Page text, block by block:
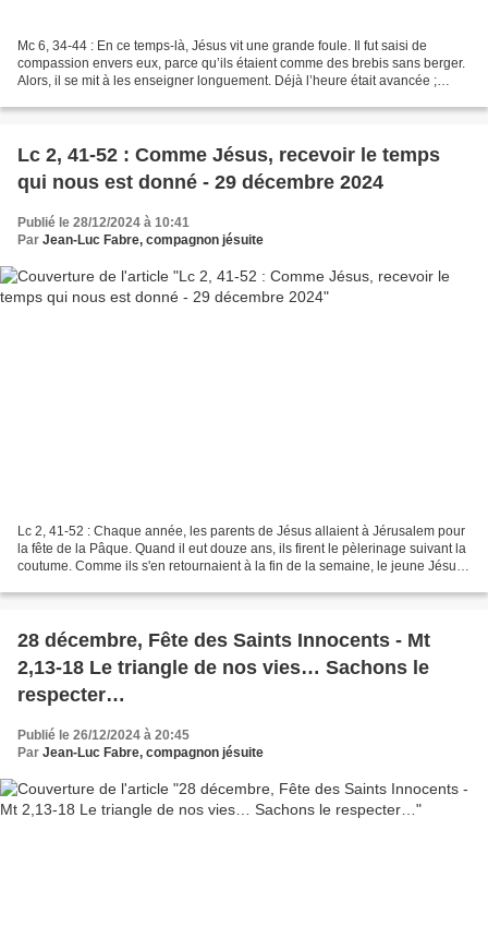
Mc 6, 34-44 : En ce temps-là, Jésus vit une grande foule. Il fut saisi de
compassion envers eux, parce qu’ils étaient comme des brebis sans berger.
Alors, il se mit à les enseigner longuement. Déjà l’heure était avancée ;
Lc 2, 41-52 : Comme Jésus, recevoir le temps
qui nous est donné - 29 décembre 2024
Publié le 28/12/2024 à 10:41
Par Jean-Luc Fabre, compagnon jésuite
Lc 2, 41-52 : Chaque année, les parents de Jésus allaient à Jérusalem pour
la fête de la Pâque. Quand il eut douze ans, ils firent le pèlerinage suivant la
coutume. Comme ils s'en retournaient à la fin de la semaine, le jeune Jésus
28 décembre, Fête des Saints Innocents - Mt
2,13-18 Le triangle de nos vies… Sachons le
respecter…
Publié le 26/12/2024 à 20:45
Par Jean-Luc Fabre, compagnon jésuite